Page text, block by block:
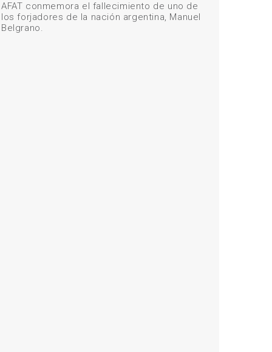
AFAT conmemora el fallecimiento de uno de
los forjadores de la nación argentina, Manuel
Belgrano.